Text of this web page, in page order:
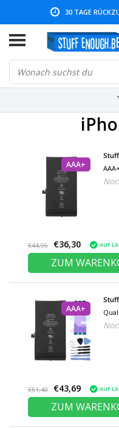
30 TAGE
NIEDRIGE
AAA+
€44,95 €36,30 AUF
ZUM
AAA+
€51,40 €43,69 AUF
ZUM